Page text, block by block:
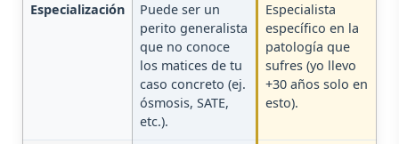
Especialización
Puede ser un
perito generalista
que no conoce
los matices de tu
caso concreto (ej.
ósmosis, SATE,
etc.).
Especialista
específico en la
patología que
sufres (yo llevo
+30 años solo en
esto).